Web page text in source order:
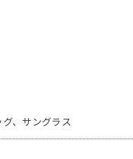
、サングラス